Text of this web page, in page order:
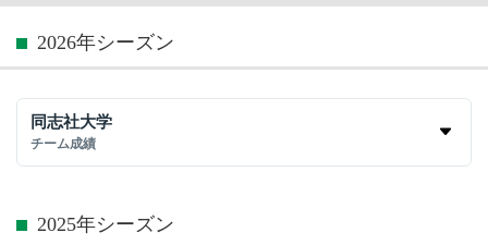
2026年シーズン
同志社大学
チーム成績
2025年シーズン